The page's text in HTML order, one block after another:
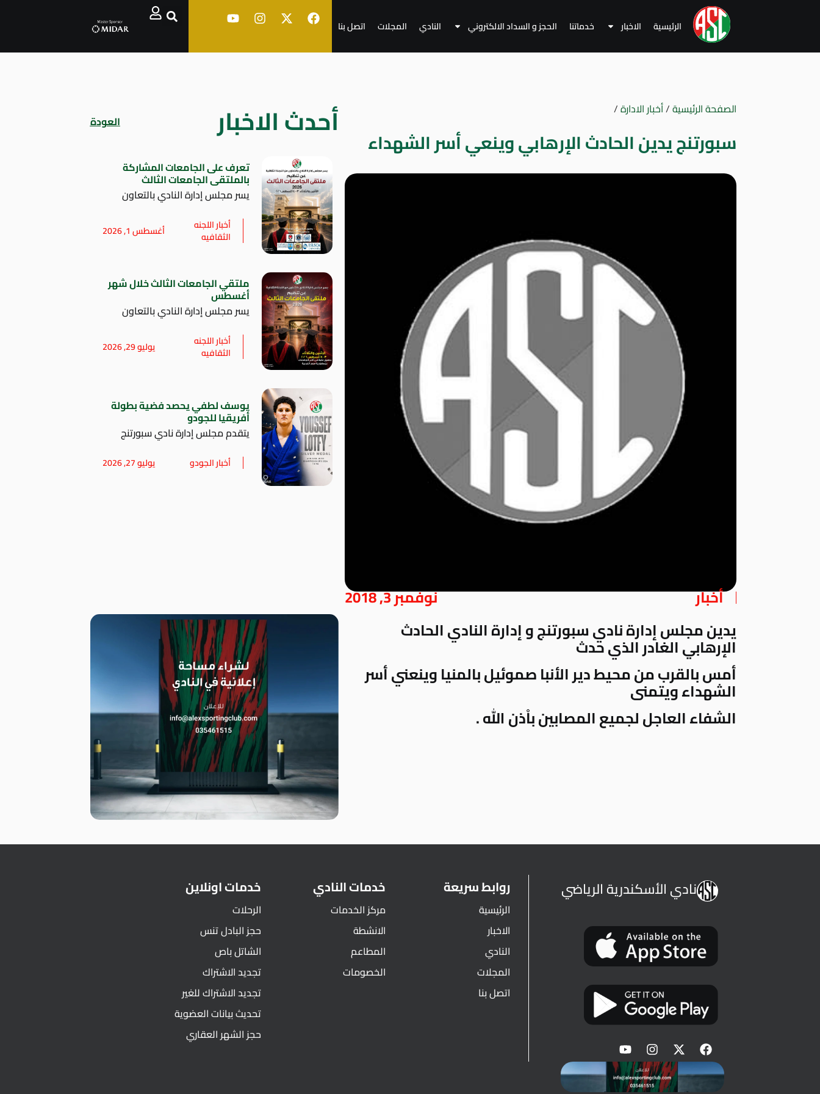
الرئيسية الاخبار خدماتنا الحجز و السداد الالكتروني النادي المجلات اتصل بنا
الصفحة الرئيسية/أخبار الادارة/
سبورتنج يدين الحادث الإرهابي وينعي أسر الشهداء
أخبار
نوفمبر 3, 2018
يدين مجلس إدارة نادي سبورتنج و إدارة النادي الحادث
الإرهابي الغادر الذي حدث
أمس بالقرب منمحيط دير الأنبا صموئيل بالمنيا وينعني أسر
الشهداء ويتمنى
الشفاء العاجل لجميع المصابين باْذن الله .
أحدث الاخبار العودة
تعرف على الجامعات المشاركة
بالملتقى الجامعات الثالث
يسر مجلس إدارة النادي بالتعاون
أخبار اللجنه
الثقافيه أغسطس 1, 2026
ملتقي الجامعات الثالث خلال شهر
أغسطس
يسر مجلس إدارة النادي بالتعاون
أخبار اللجنه
الثقافيه يوليو 29, 2026
يوسف لطفي يحصد فضية بطولة
أفريقيا للجودو
يتقدم مجلس إدارة نادي سبورتنج
أخبار الجودو يوليو 27, 2026
نادي الأسكندرية الرياضي روابط سريعة
الرئيسية
الاخبار
النادي
المجلات
اتصل بنا
خدمات النادي
مركز الخدمات
الانشطة
المطاعم
الخصومات
خدمات اونلاين
الرحلات
حجز البادل تنس
الشاتل باص
تجديد الاشتراك
تجديد الاشتراك للغير
تحديث بيانات العضوية
حجز الشهر العقاري